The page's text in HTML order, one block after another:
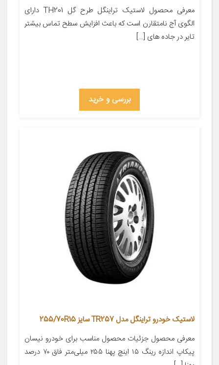
معرفی محصول لاستیک تراینگل طرح گل TH201 دارای
الگوی آج نامتقارن است که باعث افزایش سطح تماس بیشتر
تایر در جاده های […]
بررسی و خرید
لاستیک خودرو تراینگل مدل TR257 سایز 255/70R15
معرفی محصول جزئیات محصول مناسب برای خودرو نیسان
پیکاپ اندازه رینگ ۱۵ اینچ پهنا ۲۵۵ میلی‌متر فاق ۷۰ درصد